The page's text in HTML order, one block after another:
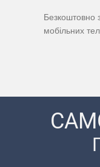
Безкоштовно
мобільних